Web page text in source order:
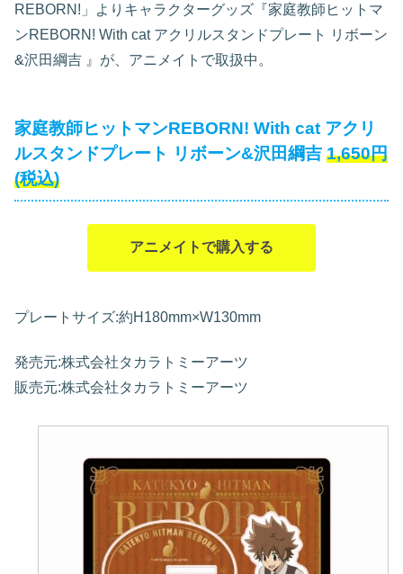
REBORN!」よりキャラクターグッズ『家庭教師ヒットマ
ンREBORN! With cat アクリルスタンドプレート リボーン
&沢田綱吉 』が、アニメイトで取扱中。
家庭教師ヒットマンREBORN! With cat アクリ
ルスタンドプレート リボーン&沢田綱吉 1,650円
(税込)
アニメイトで購入する
プレートサイズ:約H180mm×W130mm
発売元:株式会社タカラトミーアーツ
販売元:株式会社タカラトミーアーツ